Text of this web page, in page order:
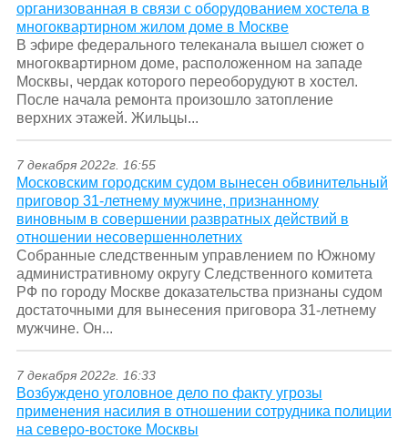
организованная в связи с оборудованием хостела в
многоквартирном жилом доме в Москве
В эфире федерального телеканала вышел сюжет о
многоквартирном доме, расположенном на западе
Москвы, чердак которого переоборудуют в хостел.
После начала ремонта произошло затопление
верхних этажей. Жильцы...
7 декабря 2022г. 16:55
Московским городским судом вынесен обвинительный
приговор 31-летнему мужчине, признанному
виновным в совершении развратных действий в
отношении несовершеннолетних
Собранные следственным управлением по Южному
административному округу Следственного комитета
РФ по городу Москве доказательства признаны судом
достаточными для вынесения приговора 31-летнему
мужчине. Он...
7 декабря 2022г. 16:33
Возбуждено уголовное дело по факту угрозы
применения насилия в отношении сотрудника полиции
на северо-востоке Москвы